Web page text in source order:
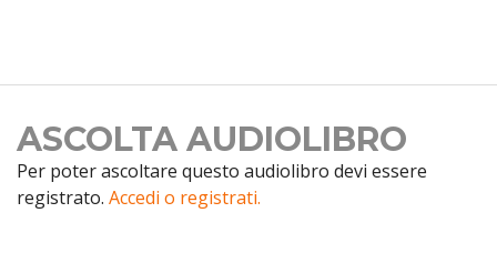
ASCOLTA AUDIOLIBRO
Per poter ascoltare questo audiolibro devi essere
registrato. Accedi o registrati.